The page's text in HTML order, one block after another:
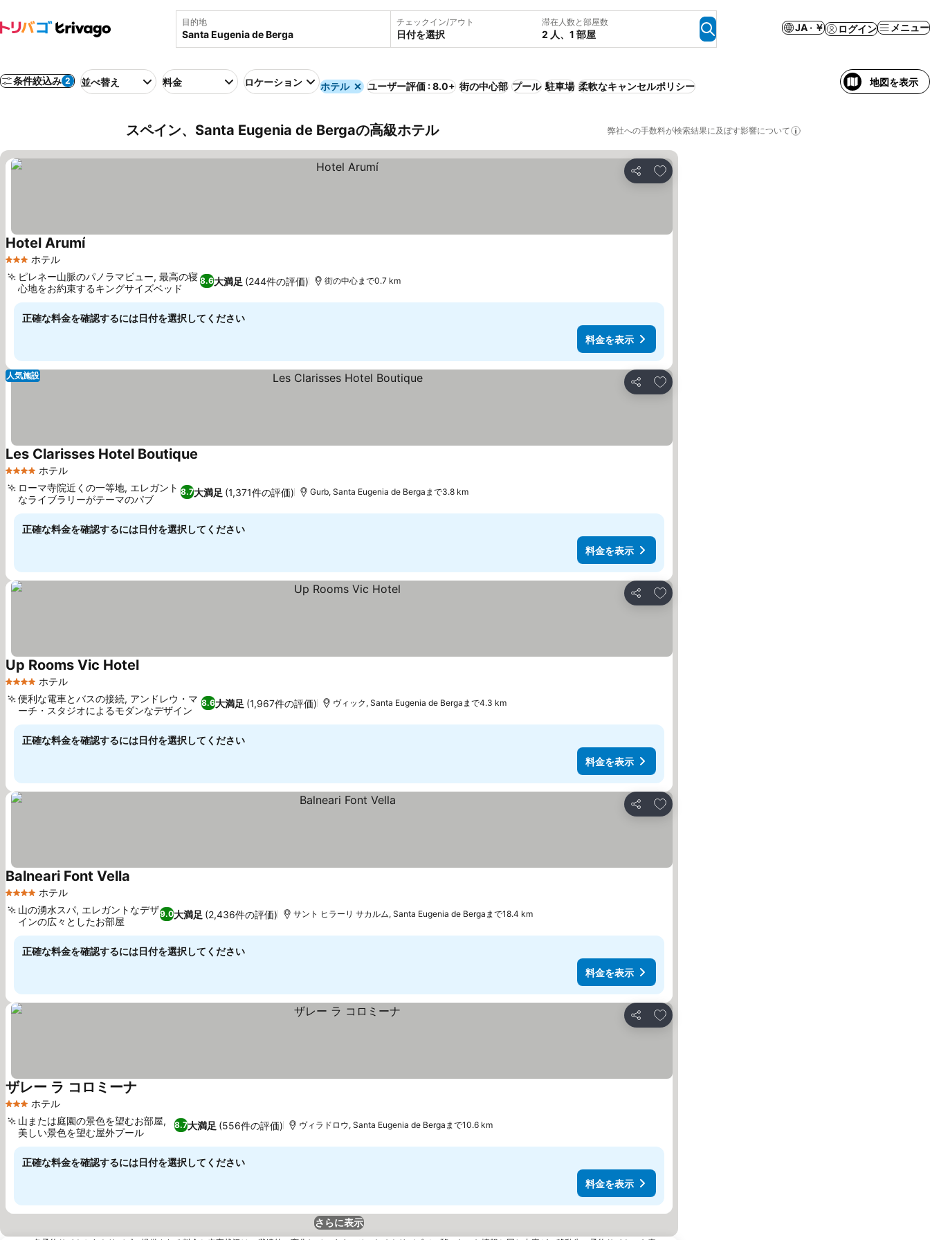
目的地 チェックイン/アウト
日付を選択
滞在人数と部屋数
2 人、1 部屋
JA · ￥ ログイン メニュー
条件絞込み 2 並べ替え 料金 ロケーション ホテル ユーザー評価 : 8.0+ 街の中心部 プール 駐車場 柔軟なキャンセルポリシー 地図を表示
スペイン、Santa Eugenia de Bergaの高級ホテル 弊社への手数料が検索結果に及ぼす影響について
シェア
お気に入りに追加
3 ホテルのランク
ホテル
Hotel Arumí
8.6大満足 (244件の評価)
ピレネー山脈のパノラマビュー, 最高の寝
心地をお約束するキングサイズベッド
街の中心まで0.7 km
正確な料金を確認するには日付を選択してください
料金を表示
シェア
お気に入りに追加
人気施設
4 ホテルのランク
ホテル
Les Clarisses Hotel Boutique
8.7大満足 (1,371件の評価)
ローマ寺院近くの一等地, エレガント
なライブラリーがテーマのパブ
Gurb, Santa Eugenia de Bergaまで3.8 km
正確な料金を確認するには日付を選択してください
料金を表示
シェア
お気に入りに追加
4 ホテルのランク
ホテル
Up Rooms Vic Hotel
8.6大満足 (1,967件の評価)
便利な電車とバスの接続, アンドレウ・マ
ーチ・スタジオによるモダンなデザイン
ヴィック, Santa Eugenia de Bergaまで4.3 km
正確な料金を確認するには日付を選択してください
料金を表示
シェア
お気に入りに追加
4 ホテルのランク
ホテル
Balneari Font Vella
9.0大満足 (2,436件の評価)
山の湧水スパ, エレガントなデザ
インの広々としたお部屋
サント ヒラーリ サカルム, Santa Eugenia de Bergaまで18.4 km
正確な料金を確認するには日付を選択してください
料金を表示
シェア
お気に入りに追加
3 ホテルのランク
ホテル
ザレー ラ コロミーナ
8.7大満足 (556件の評価)
山または庭園の景色を望むお部屋,
美しい景色を望む屋外プール
ヴィラドロウ, Santa Eugenia de Bergaまで10.6 km
正確な料金を確認するには日付を選択してください
料金を表示
さらに表示